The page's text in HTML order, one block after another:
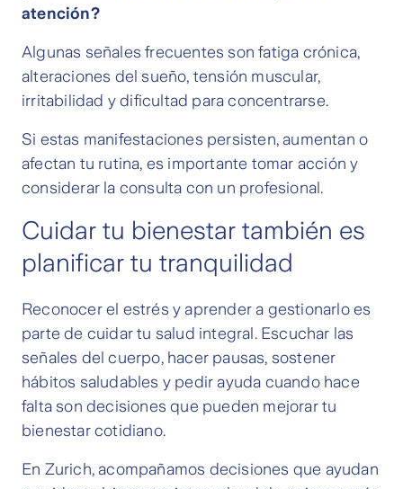
atención?
Algunas señales frecuentes son fatiga crónica,
alteraciones del sueño, tensión muscular,
irritabilidad y dificultad para concentrarse.
Si estas manifestaciones persisten, aumentan o
afectan tu rutina, es importante tomar acción y
considerar la consulta con un profesional.
Cuidar tu bienestar también es
planificar tu tranquilidad
Reconocer el estrés y aprender a gestionarlo es
parte de cuidar tu salud integral. Escuchar las
señales del cuerpo, hacer pausas, sostener
hábitos saludables y pedir ayuda cuando hace
falta son decisiones que pueden mejorar tu
bienestar cotidiano.
En Zurich, acompañamos decisiones que ayudan